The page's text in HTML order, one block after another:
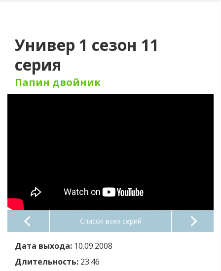
Универ 1 сезон 11
серия
Папин двойник
Список всех серий
Дата выхода: 10.09.2008
Длительность: 23:46